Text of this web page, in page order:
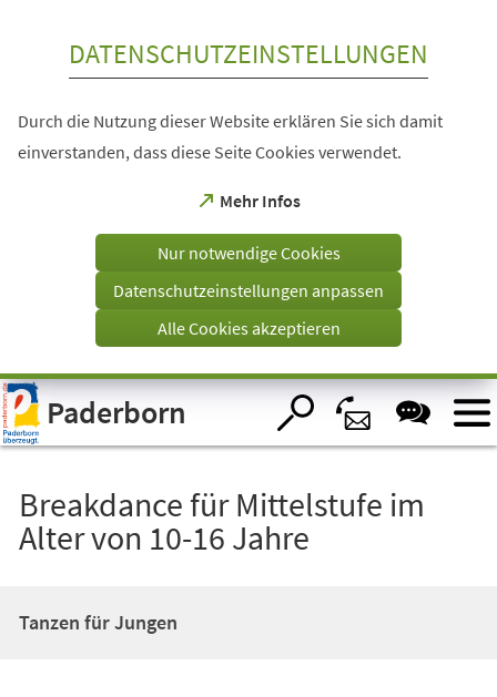
Visuelle
Assistenzsoftware
öffnen.
DATENSCHUTZEINSTELLUNGEN
Durch die Nutzung dieser Website erklären Sie sich damit
einverstanden, dass diese Seite Cookies verwendet.
Mehr Infos
(Öffnet
einem
Tab)
Nur notwendige Cookies
Datenschutzeinstellungen anpassen
Alle Cookies akzeptieren
Paderborn
Breakdance für Mittelstufe im
Alter von 10-16 Jahre
Tanzen für Jungen